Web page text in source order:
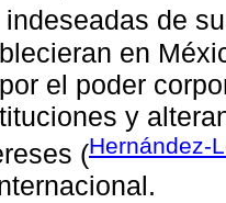
de
en
el poder
y
(Hernández-